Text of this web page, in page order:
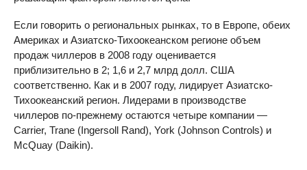
Если говорить о региональных рынках, то в Европе, обеих
Америках и Азиатско-Тихоокеанском регионе объем
продаж чиллеров в 2008 году оценивается
приблизительно в 2; 1,6 и 2,7 млрд долл. США
соответственно. Как и в 2007 году, лидирует Азиатско-
Тихоокеанский регион. Лидерами в производстве
чиллеров по-прежнему остаются четыре компании —
Carrier, Trane (Ingersoll Rand), York (Johnson Controls) и
McQuay (Daikin).